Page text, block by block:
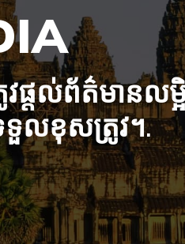
ល់ព័ត៌មានលម្អិ
ទួលខុសត្រូវ។.